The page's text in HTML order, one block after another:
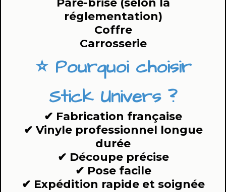
Pare-brise (selon la
réglementation)
Coffre
Carrosserie
⭐ Pourquoi choisir
Stick Univers ?
✔ Fabrication française
✔ Vinyle professionnel longue
durée
✔ Découpe précise
✔ Pose facile
✔ Expédition rapide et soignée